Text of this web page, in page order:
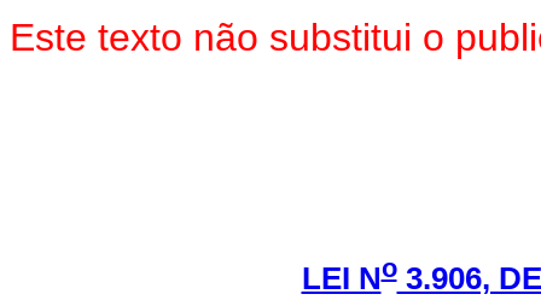
Este texto não substitui o
LEI No3.906,